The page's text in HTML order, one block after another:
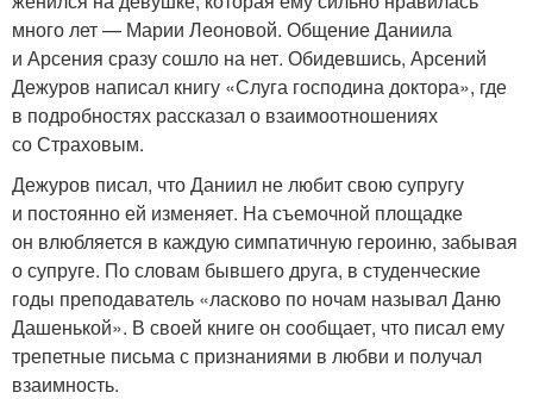
много лет — Марии Леоновой. Общение Даниила
и Арсения сразу сошло на нет. Обидевшись, Арсений
Дежуров написал книгу «Слуга господина доктора», где
в подробностях рассказал о взаимоотношениях
со Страховым.
Дежуров писал, что Даниил не любит свою супругу
и постоянно ей изменяет. На съемочной площадке
он влюбляется в каждую симпатичную героиню, забывая
о супруге. По словам бывшего друга, в студенческие
годы преподаватель «ласково по ночам называл Даню
Дашенькой». В своей книге он сообщает, что писал ему
трепетные письма с признаниями в любви и получал
взаимность.